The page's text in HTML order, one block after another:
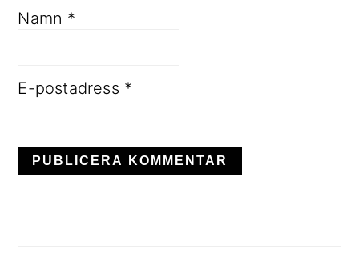
Namn *
E-postadress *